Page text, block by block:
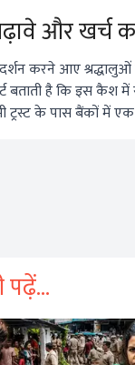
और खर्च
करने आए श्रद्धालुओं
बताती है कि इस कैश
ट्रस्ट के पास बैंकों में एक
पढ़ें...